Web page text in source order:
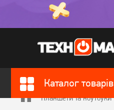
Каталог товарів
Планшети та ноутбуки